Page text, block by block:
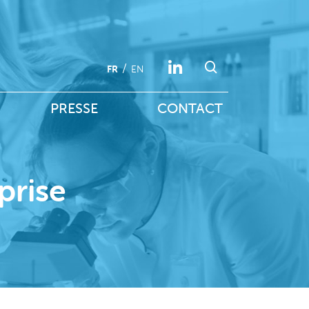
FR EN
PRESSE CONTACT